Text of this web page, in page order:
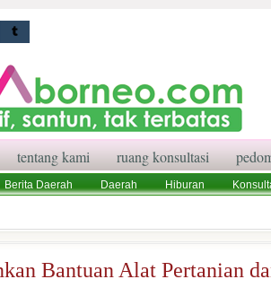
tentang kami ruang konsultasi
Berita Daerah Daerah Hiburan
Bantuan Alat Pertanian